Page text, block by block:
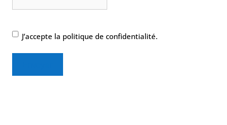
RGPDJ’accepte la politique de confidentialité.